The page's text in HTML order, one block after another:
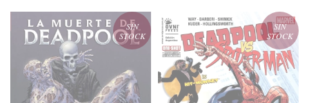
SIN
STOCK
SIN
STOCK